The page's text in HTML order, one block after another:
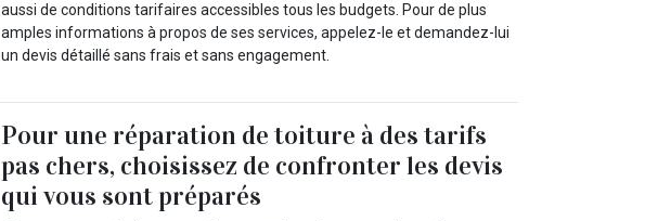
aussi de conditions tarifaires accessibles tous les budgets. Pour de plus
amples informations à propos de ses services, appelez-le et demandez-lui
un devis détaillé sans frais et sans engagement.
Pour une réparation de toiture à des tarifs
pas chers, choisissez de confronter les devis
qui vous sont préparés